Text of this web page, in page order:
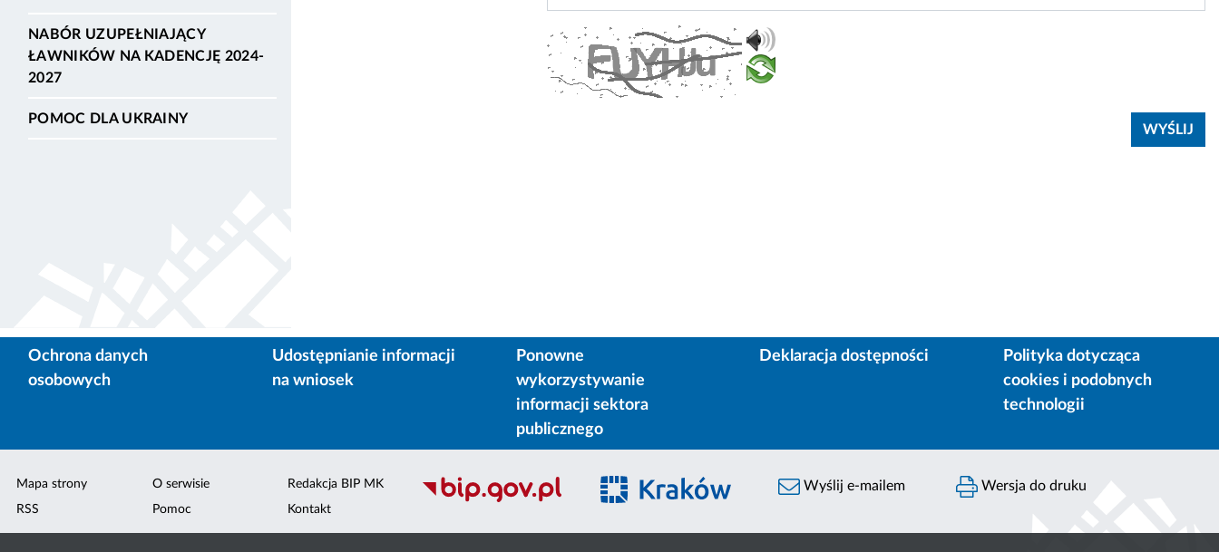
NABÓR UZUPEŁNIAJĄCY
ŁAWNIKÓW NA KADENCJĘ 2024-
2027
POMOC DLA UKRAINY
Ochrona danych
osobowych
Udostępnianie informacji
na wniosek
Ponowne
wykorzystywanie
informacji sektora
publicznego
Deklaracja dostępności
Polityka dotycząca
cookies i podobnych
technologii
Mapa strony
RSS
O serwisie
Pomoc
Redakcja BIP MK
Kontakt
Wyślij e-mailem Wersja do druku